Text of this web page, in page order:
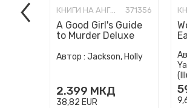
КНИГИ НА АНГЛИСКИ ЈАЗИК 371356
A Good Girl's Guide
to Murder Deluxe
Set: Special Deluxe
Автор : Jackson, Holly
2.399 МКД
38,82 EUR